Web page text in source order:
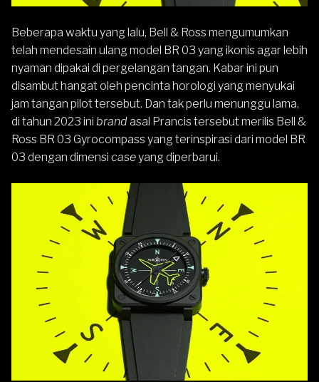
Beberapa waktu yang lalu, Bell & Rossmengumumkan
telah mendesain ulang model BR 03 yang ikonis agar lebih
nyaman dipakai di pergelangan tangan. Kabar ini pun
disambut hangat oleh pencinta horologi yang menyukai
jam tangan pilot tersebut. Dan tak perlu menunggu lama,
di tahun 2023 ini brandasal Prancis tersebut merilis Bell &
Ross BR 03 Gyrocompass yang terinspirasi dari model BR
03 dengan dimensi caseyang diperbarui.